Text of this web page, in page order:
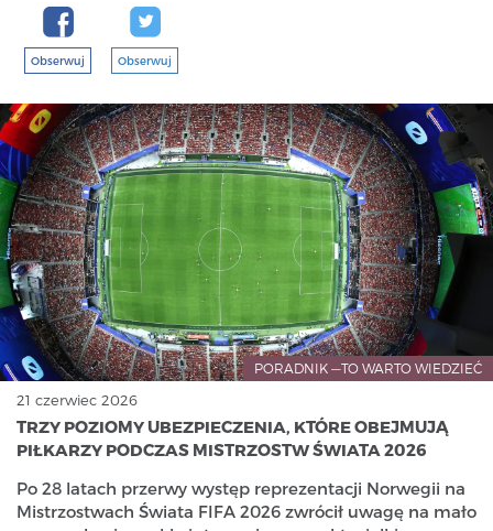
Obserwuj Obserwuj
PORADNIK —TO WARTO WIEDZIEĆ
21 czerwiec 2026
TRZY POZIOMY UBEZPIECZENIA, KTÓRE OBEJMUJĄ
PIŁKARZY PODCZAS MISTRZOSTW ŚWIATA 2026
Po 28 latach przerwy występ reprezentacji Norwegii na
Mistrzostwach Świata FIFA 2026 zwrócił uwagę na mało